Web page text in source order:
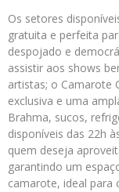
Os setores
gratuita e perfeita
despojado e
assistir aos shows
artistas; o Camarote
exclusiva e uma
Brahma, sucos,
disponíveis das 22h
quem deseja
garantindo um
camarote, ideal para